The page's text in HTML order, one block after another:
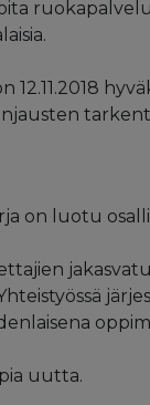
12.11.2018
on luotu
uutta.